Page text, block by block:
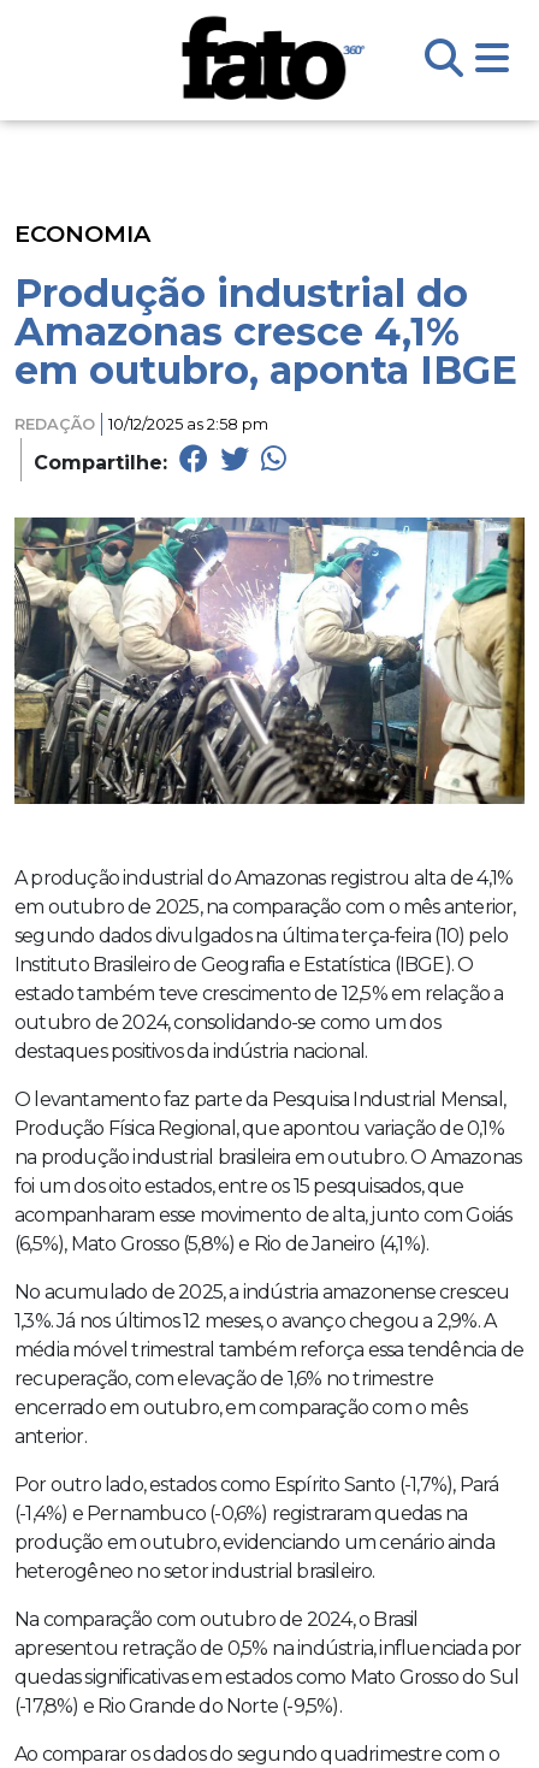
ECONOMIA
Produção industrial do
Amazonas cresce 4,1%
em outubro, aponta IBGE
REDAÇÃO 10/12/2025 as 2:58 pm
Compartilhe:
A produção industrial do Amazonas registrou alta de 4,1%
em outubro de 2025, na comparação com o mês anterior,
segundo dados divulgados na última terça-feira (10) pelo
Instituto Brasileiro de Geografia e Estatística (IBGE). O
estado também teve crescimento de 12,5% em relação a
outubro de 2024, consolidando-se como um dos
destaques positivos da indústria nacional.
O levantamento faz parte da Pesquisa Industrial Mensal,
Produção Física Regional, que apontou variação de 0,1%
na produção industrial brasileira em outubro. O Amazonas
foi um dos oito estados, entre os 15 pesquisados, que
acompanharam esse movimento de alta, junto com Goiás
(6,5%), Mato Grosso (5,8%) e Rio de Janeiro (4,1%).
No acumulado de 2025, a indústria amazonense cresceu
1,3%. Já nos últimos 12 meses, o avanço chegou a 2,9%. A
média móvel trimestral também reforça essa tendência de
recuperação, com elevação de 1,6% no trimestre
encerrado em outubro, em comparação com o mês
anterior.
Por outro lado, estados como Espírito Santo (-1,7%), Pará
(-1,4%) e Pernambuco (-0,6%) registraram quedas na
produção em outubro, evidenciando um cenário ainda
heterogêneo no setor industrial brasileiro.
Na comparação com outubro de 2024, o Brasil
apresentou retração de 0,5% na indústria, influenciada por
quedas significativas em estados como Mato Grosso do Sul
(-17,8%) e Rio Grande do Norte (-9,5%).
Ao comparar os dados do segundo quadrimestre com o